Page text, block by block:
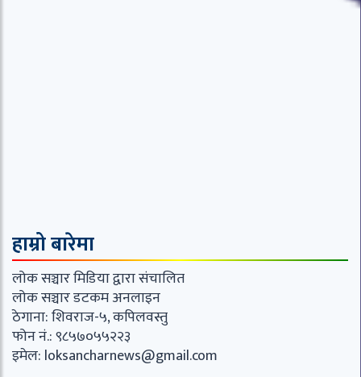
हाम्रो बारेमा
लोक सञ्चार मिडिया द्वारा संचालित
लोक सञ्चार डटकम अनलाइन
ठेगाना: शिवराज-५, कपिलवस्तु
फोन नं.: ९८५७०५५२२३
इमेल: loksancharnews@gmail.com